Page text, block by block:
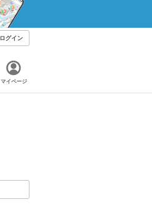
ログイン
マイページ